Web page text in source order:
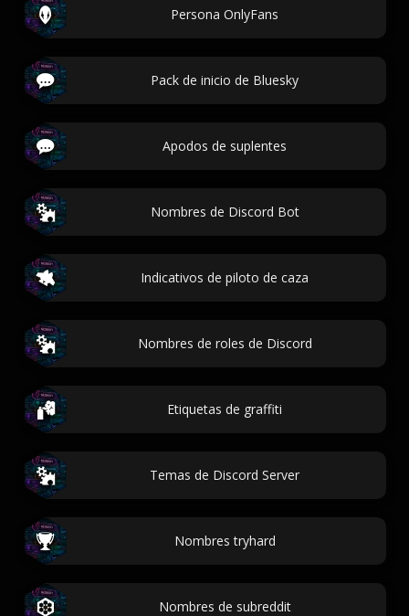
Persona OnlyFans
Pack de inicio de Bluesky
Apodos de suplentes
Nombres de Discord Bot
Indicativos de piloto de caza
Nombres de roles de Discord
Etiquetas de graffiti
Temas de Discord Server
Nombres tryhard
Nombres de subreddit